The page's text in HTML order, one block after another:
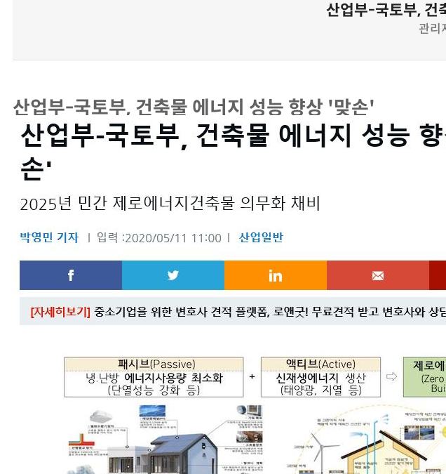
산업부-국토부, 건
관리
산업부-국토부, 건축물 에너지 성능 향상 '맞손'